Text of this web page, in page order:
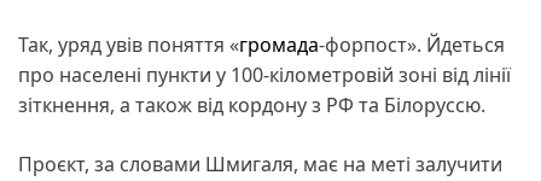
Так, уряд увів поняття «громада-форпост». Йдеться
про населені пункти у 100-кілометровій зоні від лінії
зіткнення, а також від кордону з РФ та Білоруссю.
Проєкт, за словами Шмигаля, має на меті залучити